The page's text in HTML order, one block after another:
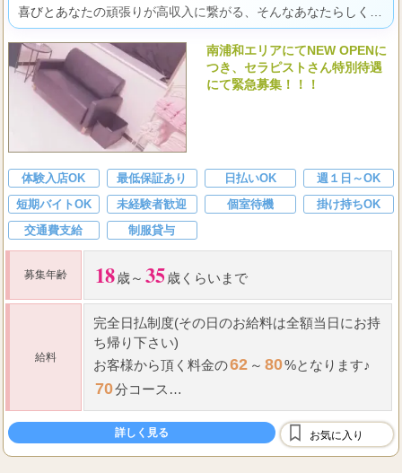
喜びとあなたの頑張りが高収入に繋がる、そんなあなたらしく輝
ける場所です。
南浦和エリアにてNEW OPENに
つき、セラピストさん特別待遇
にて緊急募集！！！
体験入店OK 最低保証あり 日払いOK
週１日～OK
短期バイトOK
未経験者歓迎 個室待機
掛け持ちOK
交通費支給
制服貸与
募集年齢 18歳～ 35歳くらいまで
給料
完全日払制度(その日のお給料は全額当日にお持
ち帰り下さい)
お客様から頂く料金の62 ～ 80%となります♪
70分コース
⇒最低7,000円+OP全額フルバック＋指名料全
額フルバック
100分コ...
詳しく見る お気に入り